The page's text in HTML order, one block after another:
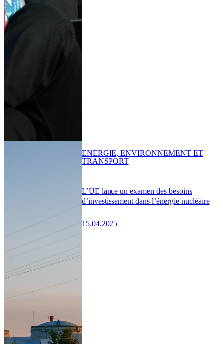
L’UE lance un examen des besoins
d’investissement dans l’énergie nucléaire
15.04.2025
ENERGIE, ENVIRONNEMENT ET
TRANSPORT